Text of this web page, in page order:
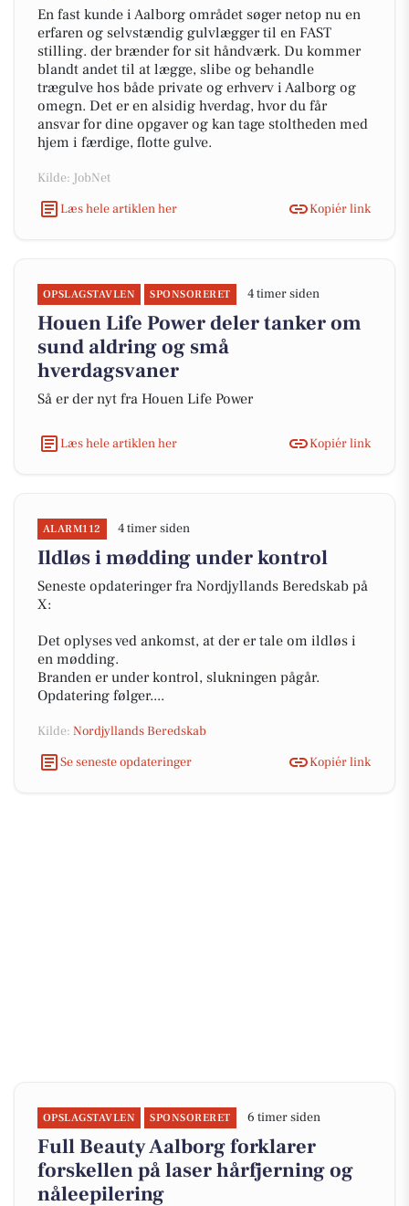
En fast kunde i Aalborg området søger netop nu en
erfaren og selvstændig gulvlægger til en FAST
stilling. der brænder for sit håndværk. Du kommer
blandt andet til at lægge, slibe og behandle
trægulve hos både private og erhverv i Aalborg og
omegn. Det er en alsidig hverdag, hvor du får
ansvar for dine opgaver og kan tage stoltheden med
hjem i færdige, flotte gulve.
Kilde: JobNet
Læs hele artiklen her
Kopiér link
OPSLAGSTAVLEN SPONSORERET 4 timer siden
Houen Life Power deler tanker om
sund aldring og små
hverdagsvaner
Så er der nyt fra Houen Life Power
Læs hele artiklen her Kopiér link
ALARM112 4 timer siden
Ildløs i mødding under kontrol
Seneste opdateringer fra Nordjyllands Beredskab på
X:
Det oplyses ved ankomst, at der er tale om ildløs i
en mødding.
Branden er under kontrol, slukningen pågår.
Opdatering følger....
Kilde: Nordjyllands Beredskab
Se seneste opdateringer
Kopiér link
OPSLAGSTAVLEN SPONSORERET 6 timer siden
Full Beauty Aalborg forklarer
forskellen på laser hårfjerning og
nåleepilering